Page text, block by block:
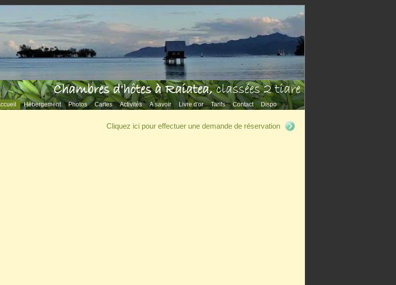
Hébergement Photos Cartes Activités A savoir Livre d'or Tarifs Contact Dispo
Cliquez ici pour effectuer une demande de réservation